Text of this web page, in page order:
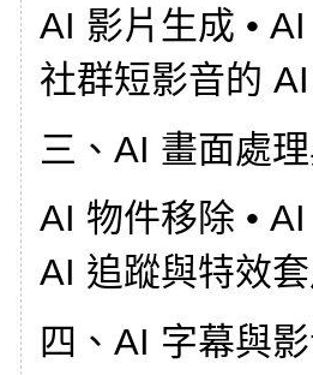
AI 影片生成 •
社群短影音的
三、AI 畫面處
AI 物件移除 •
AI 追蹤與特效
四、AI 字幕與